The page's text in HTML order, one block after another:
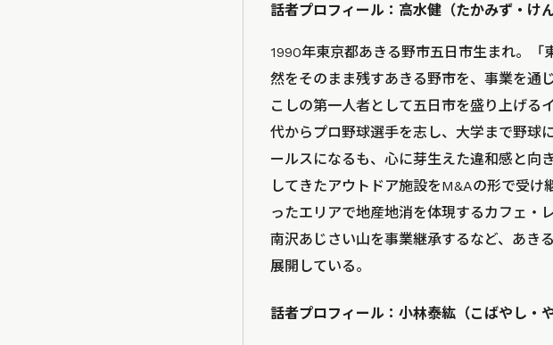
話者プロフィール：高水健（たかみず・け
1990年東京都あきる野市五日市生まれ。
然をそのまま残すあきる野市を、事業を通
こしの第一人者として五日市を盛り上げる
代からプロ野球選手を志し、大学まで野球
ールスになるも、心に芽生えた違和感と向
してきたアウトドア施設をM&Aの形で受
ったエリアで地産地消を体現するカフェ・
南沢あじさい山を事業継承するなど、あき
展開している。
話者プロフィール：小林泰紘（こばやし・